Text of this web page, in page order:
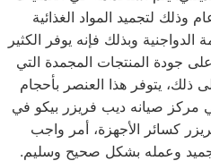
وذلك لتجميد المواد الغذائية
الدواجنية وبذلك فإنه يوفر الكثير
جودة المنتجات المجمدة التي
ذلك، يتوفر هذا العنصر بأحجام
مركز صيانه ديب فريزر بيكو في
كسائر الأجهزة، أمر واجب
وعمله بشكل صحيح وسليم.